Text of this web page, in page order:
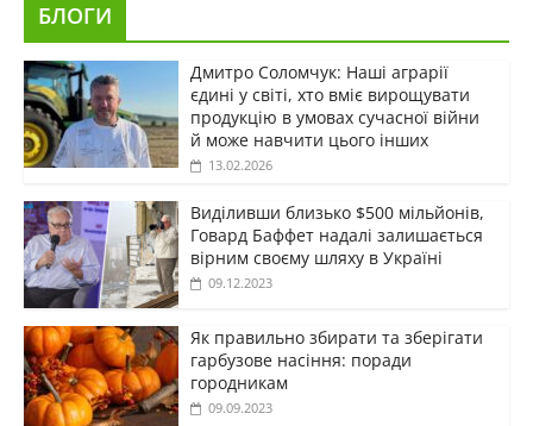
БЛОГИ
Дмитро Соломчук: Наші аграрії
єдині у світі, хто вміє вирощувати
продукцію в умовах сучасної війни
й може навчити цього інших
13.02.2026
Виділивши близько $500 мільйонів,
Говард Баффет надалі залишається
вірним своєму шляху в Україні
09.12.2023
Як правильно збирати та зберігати
гарбузове насіння: поради
городникам
09.09.2023